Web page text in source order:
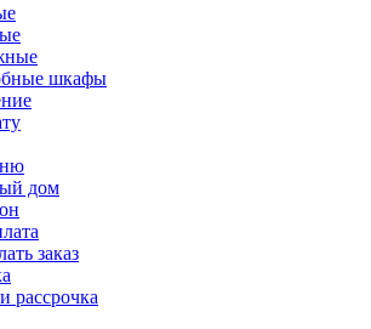
шкафы
дом
заказ
рассрочка